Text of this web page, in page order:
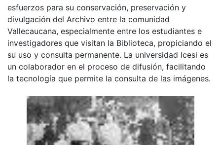
esfuerzos para su conservación, preservación y
divulgación del Archivo entre la comunidad
Vallecaucana, especialmente entre los estudiantes e
investigadores que visitan la Biblioteca, propiciando el
su uso y consulta permanente. La universidad Icesi es
un colaborador en el proceso de difusión, facilitando
la tecnología que permite la consulta de las imágenes.